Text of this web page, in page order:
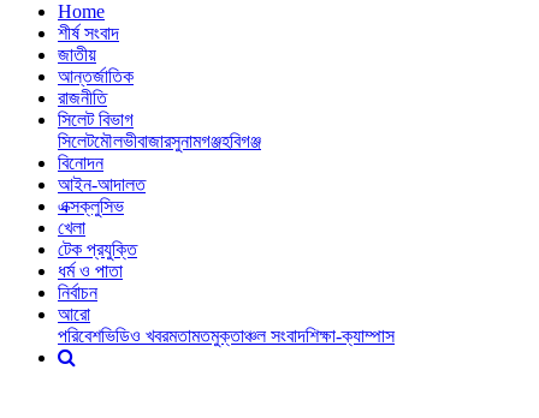
Home
শীর্ষ সংবাদ
জাতীয়
আন্তর্জাতিক
রাজনীতি
সিলেট বিভাগ
সিলেটমৌলভীবাজারসুনামগঞ্জহবিগঞ্জ
বিনোদন
আইন-আদালত
এক্সক্লুসিভ
খেলা
টেক প্রযুক্তি
ধর্ম ও পাতা
নির্বাচন
আরো
পরিবেশভিডিও খবরমতামতমুক্তাঞ্চল সংবাদশিক্ষা-ক্যাম্পাস